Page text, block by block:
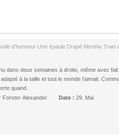
d'honneur Une épaule Drapé Menthe Train
dans deux semaines à droite, même avec
à la taille et tout le monde l’aimait.
quand.
Forster Alexander Date : 29. Mai